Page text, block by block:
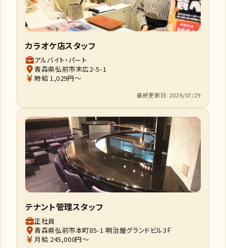
カラオケ店スタッフ
アルバイト・パート
青森県弘前市末広2-5-1
時給 1,029円～
最終更新日: 2026/07/29
テナント管理スタッフ
正社員
青森県弘前市本町85-1 明治屋グランドビル3Ｆ
月給 245,000円～